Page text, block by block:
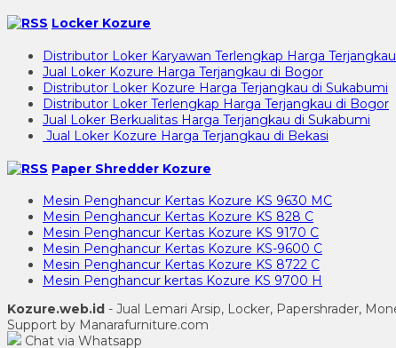
Locker Kozure
Distributor Loker Karyawan Terlengkap Harga
Jual Loker Kozure Harga Terjangkau di Bogor
Distributor Loker Kozure Harga Terjangkau di Sukabumi
Distributor Loker Terlengkap Harga Terjangkau di Bogor
Jual Loker Berkualitas Harga Terjangkau di Sukabumi
Jual Loker Kozure Harga Terjangkau di Bekasi
Paper Shredder Kozure
Mesin Penghancur Kertas Kozure KS 9630 MC
Mesin Penghancur Kertas Kozure KS 828 C
Mesin Penghancur Kertas Kozure KS 9170 C
Mesin Penghancur Kertas Kozure KS-9600 C
Mesin Penghancur Kertas Kozure KS 8722 C
Mesin Penghancur kertas Kozure KS 9700 H
Kozure.web.id - Jual Lemari Arsip, Locker, Papershrader,
Support by Manarafurniture.com
Chat via Whatsapp